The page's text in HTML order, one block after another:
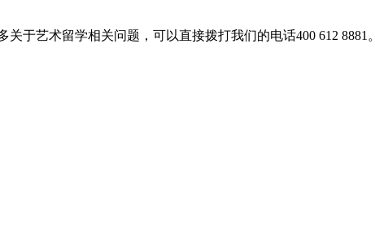
于艺术留学相关问题，可以直接拨打我们的电话400 612 8881。